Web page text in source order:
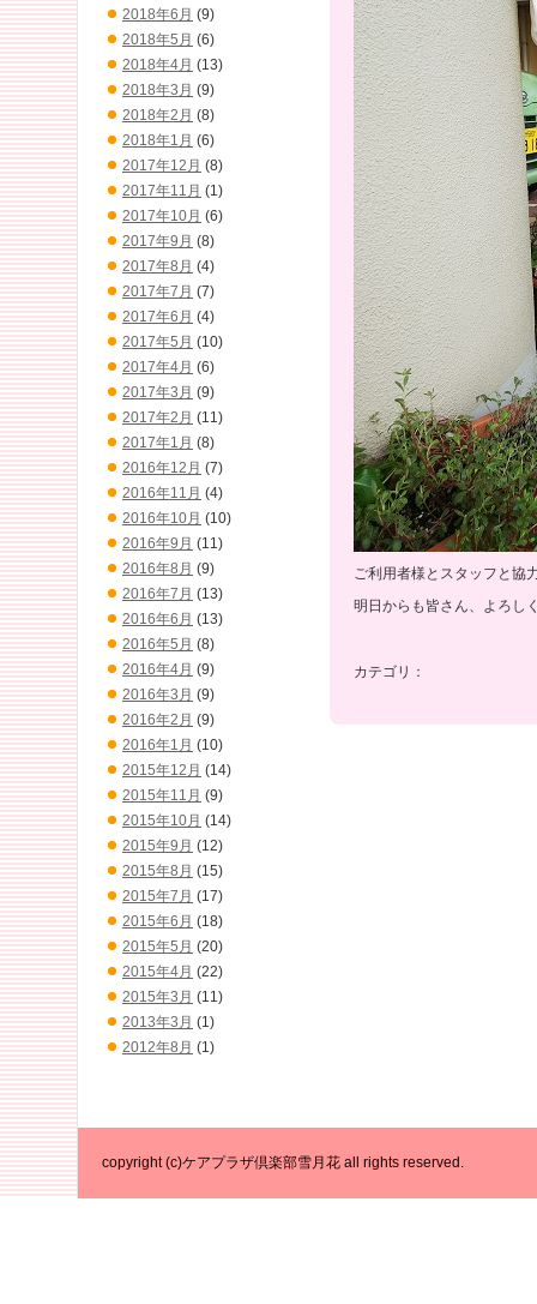
ご利用者様とスタッフと協
明日からも皆さん、よろし
カテゴリ：
2018年6月 (9)
2018年5月 (6)
2018年4月 (13)
2018年3月 (9)
2018年2月 (8)
2018年1月 (6)
2017年12月 (8)
2017年11月 (1)
2017年10月 (6)
2017年9月 (8)
2017年8月 (4)
2017年7月 (7)
2017年6月 (4)
2017年5月 (10)
2017年4月 (6)
2017年3月 (9)
2017年2月 (11)
2017年1月 (8)
2016年12月 (7)
2016年11月 (4)
2016年10月 (10)
2016年9月 (11)
2016年8月 (9)
2016年7月 (13)
2016年6月 (13)
2016年5月 (8)
2016年4月 (9)
2016年3月 (9)
2016年2月 (9)
2016年1月 (10)
2015年12月 (14)
2015年11月 (9)
2015年10月 (14)
2015年9月 (12)
2015年8月 (15)
2015年7月 (17)
2015年6月 (18)
2015年5月 (20)
2015年4月 (22)
2015年3月 (11)
2013年3月 (1)
2012年8月 (1)
copyright (c)ケアプラザ倶楽部雪月花 all rights reserved.